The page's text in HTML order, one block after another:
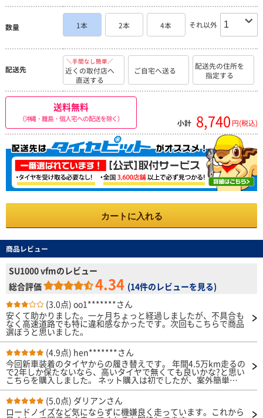
数量 1本 2本 4本 それ以外
配送先
＼手間なし簡単／
近くの取付店へ
直送する
ご自宅へ送る
配送先の住所を
指定する
送料無料
（沖縄・離島・個人宅への配送を除く） 小計 8,740 円(税込)
カートに入れる
商品レビュー
SU1000 vfmのレビュー
総合評価
4.34 (14件のレビューを見る)
(3.0点) oo1*******さん
安くて助かりました。一ヶ月ちょっと経過しましたが、不具合も
なく高速道路でも特に違和感なかったです。次回もこちらで商品
選ぼうと思いました。
(4.9点) hen*******さん
今回新車装着のタイヤからの履き替えです。 年間4.5万km走るの
で2年しか保たないなら、高いタイヤで無くても良いかな?と思い
こちらを購入しました。 ネット購入は初でしたが、案外簡単で
便利です。 タイヤ自体も新車装着のブリジストンの物とそんな
に変わりなくしっかり走ってくれます。 高速走行、山道共に良
好です。 次もこれで良いと思います!
(5.0点) ダリアンさん
ロードノイズなど気にならずに機嫌良く走っています。これから